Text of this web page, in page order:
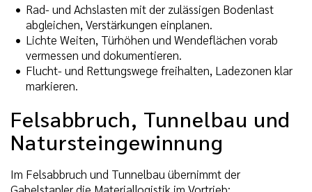
Rad- und Achslasten mit der zulässigen Bodenlast
abgleichen, Verstärkungen einplanen.
Lichte Weiten, Türhöhen und Wendeflächen vorab
vermessen und dokumentieren.
Flucht- und Rettungswege freihalten, Ladezonen klar
markieren.
Felsabbruch, Tunnelbau und
Natursteingewinnung
Im Felsabbruch und Tunnelbau übernimmt der